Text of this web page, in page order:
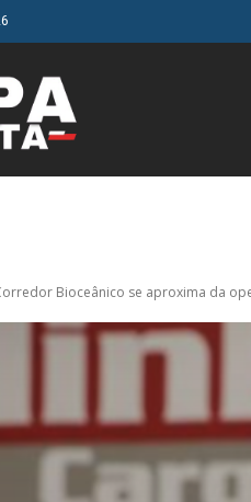
Bioceânico se aproxima da